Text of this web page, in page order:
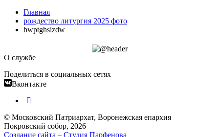
Главная
рождество литургия 2025 фото
bwptghsizdw
О службе
Поделиться в социальных сетях
Вконтакте
© Московский Патриархат, Воронежcкая епархия
Покровский собор, 2026
Создание сайта – Cтудия Парфенова